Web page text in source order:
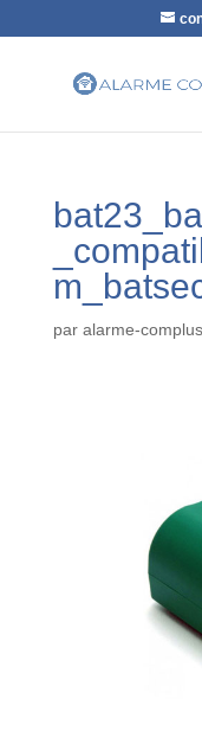
par alarme-complus